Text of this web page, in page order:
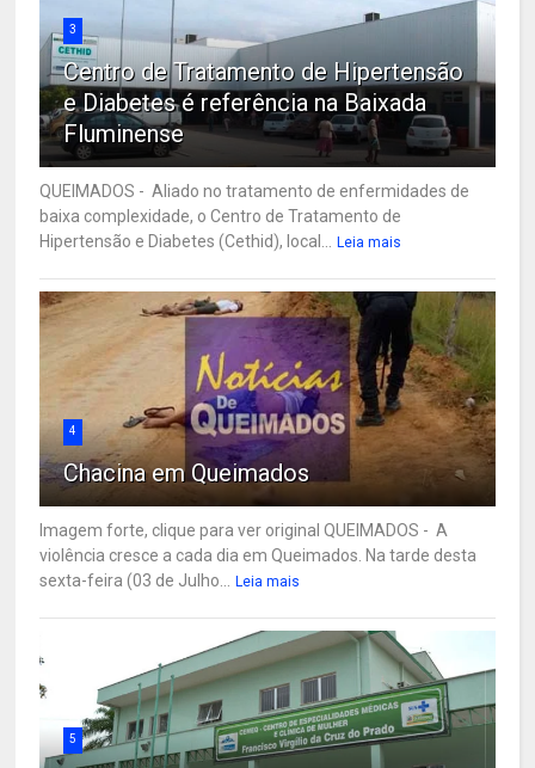
3
Centro de Tratamento de Hipertensão
e Diabetes é referência na Baixada
Fluminense
QUEIMADOS - Aliado no tratamento de enfermidades de
baixa complexidade, o Centro de Tratamento de
Hipertensão e Diabetes (Cethid), local...
Leia mais
4
Chacina em Queimados
Imagem forte, clique para ver original QUEIMADOS - A
violência cresce a cada dia em Queimados. Na tarde desta
sexta-feira (03 de Julho...
Leia mais
5